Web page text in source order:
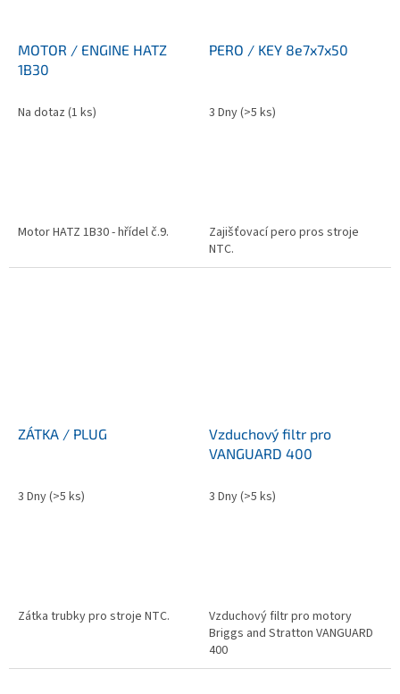
MOTOR / ENGINE HATZ
1B30
Na dotaz (1 ks)
Motor HATZ 1B30 - hřídel č.9.
PERO / KEY 8e7x7x50
3 Dny(>5 ks)
Zajišťovací pero pros stroje
NTC.
ZÁTKA / PLUG
3 Dny(>5 ks)
Zátka trubky pro stroje NTC.
Vzduchový filtr pro
VANGUARD 400
3 Dny(>5 ks)
Vzduchový filtr pro motory
Briggs and Stratton VANGUARD
400